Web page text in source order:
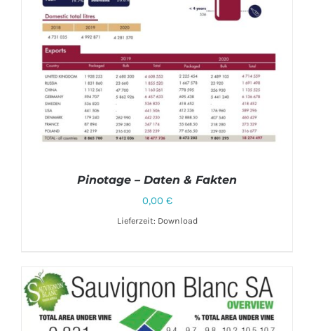
Pinotage – Daten & Fakten
0,00 €
Lieferzeit: Download